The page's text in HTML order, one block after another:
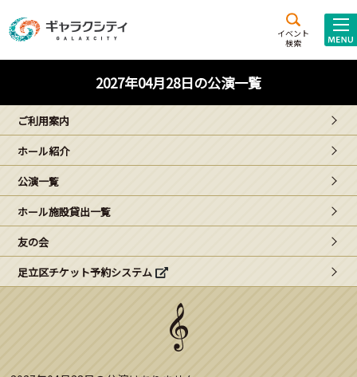
イベント
検索
施設案内
西新井
文化ホール
ギャラクシティとは
こどもみーてぃんぐ
Gがくえん
ブランドからのお知らせ
2027年04月28日の公演一覧
ご利用案内
ホール紹介
公演一覧
ホール施設貸出一覧
友の会
足立区チケット予約システム